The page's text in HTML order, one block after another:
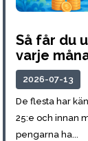
Så får du
varje
2026-07-13
De flesta har
25:e och innan
pengarna ha...